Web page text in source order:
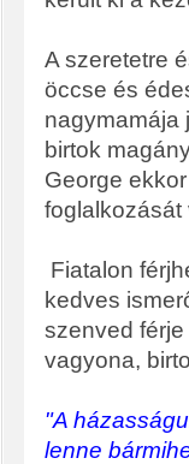
A szeretetre
öccse és
nagymamája
birtok
George
foglalkozását
Fiatalon
kedves
szenved
vagyona,
"A
lenne